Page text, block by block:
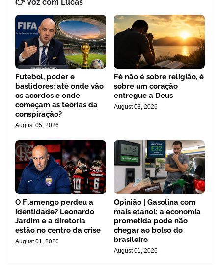
👉 Voz com Lucas
Futebol, poder e
bastidores: até onde vão
os acordos e onde
começam as teorias da
conspiração?
August 05, 2026
Fé não é sobre religião, é
sobre um coração
entregue a Deus
August 03, 2026
O Flamengo perdeu a
identidade? Leonardo
Jardim e a diretoria
estão no centro da crise
August 01, 2026
Opinião | Gasolina com
mais etanol: a economia
prometida pode não
chegar ao bolso do
brasileiro
August 01, 2026